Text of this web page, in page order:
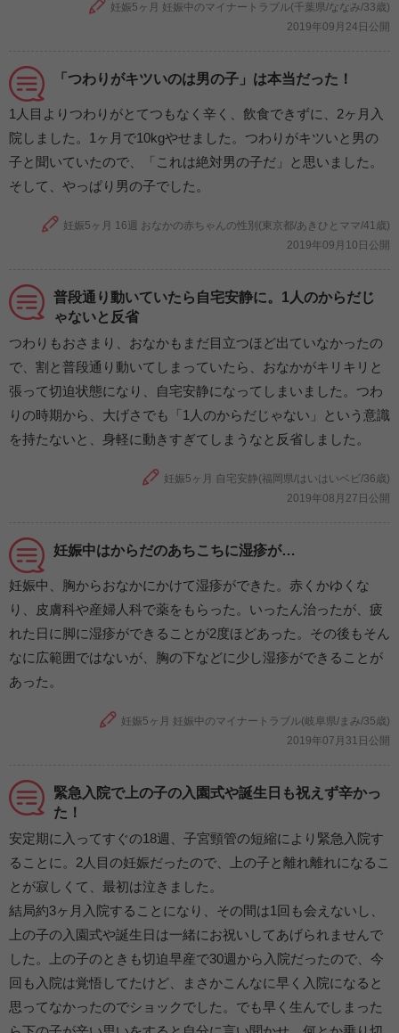
妊娠5ヶ月 妊娠中のマイナートラブル(千葉県/ななみ/33歳)
2019年09月24日公開
「つわりがキツいのは男の子」は本当だった！
1人目よりつわりがとてつもなく辛く、飲食できずに、2ヶ月入
院しました。1ヶ月で10kgやせました。つわりがキツいと男の
子と聞いていたので、「これは絶対男の子だ」と思いました。
そして、やっぱり男の子でした。
妊娠5ヶ月 16週 おなかの赤ちゃんの性別(東京都/あきひとママ/41歳)
2019年09月10日公開
普段通り動いていたら自宅安静に。1人のからだじ
ゃないと反省
つわりもおさまり、おなかもまだ目立つほど出ていなかったの
で、割と普段通り動いてしまっていたら、おなかがキリキリと
張って切迫状態になり、自宅安静になってしまいました。つわ
りの時期から、大げさでも「1人のからだじゃない」という意識
を持たないと、身軽に動きすぎてしまうなと反省しました。
妊娠5ヶ月 自宅安静(福岡県/はいはいベビ/36歳)
2019年08月27日公開
妊娠中はからだのあちこちに湿疹が…
妊娠中、胸からおなかにかけて湿疹ができた。赤くかゆくな
り、皮膚科や産婦人科で薬をもらった。いったん治ったが、疲
れた日に脚に湿疹ができることが2度ほどあった。その後もそん
なに広範囲ではないが、胸の下などに少し湿疹ができることが
あった。
妊娠5ヶ月 妊娠中のマイナートラブル(岐阜県/まみ/35歳)
2019年07月31日公開
緊急入院で上の子の入園式や誕生日も祝えず辛かっ
た！
安定期に入ってすぐの18週、子宮頸管の短縮により緊急入院す
ることに。2人目の妊娠だったので、上の子と離れ離れになるこ
とが寂しくて、最初は泣きました。
結局約3ヶ月入院することになり、その間は1回も会えないし、
上の子の入園式や誕生日は一緒にお祝いしてあげられませんで
した。上の子のときも切迫早産で30週から入院だったので、今
回も入院は覚悟してたけど、まさかこんなに早く入院になると
思ってなかったのでショックでした。でも早く生んでしまった